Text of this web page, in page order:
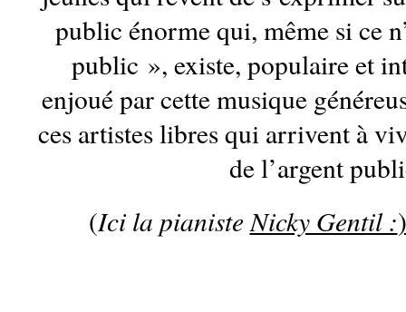
public énorme qui, même si ce
public », existe, populaire et
enjoué par cette musique
ces artistes libres qui arrivent à
de l’argent
(Ici la pianisteNicky Gentil :)